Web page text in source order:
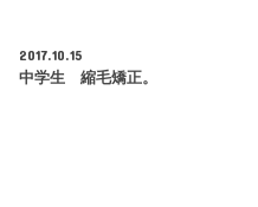
2017.10.15
中学生 縮毛矯正。